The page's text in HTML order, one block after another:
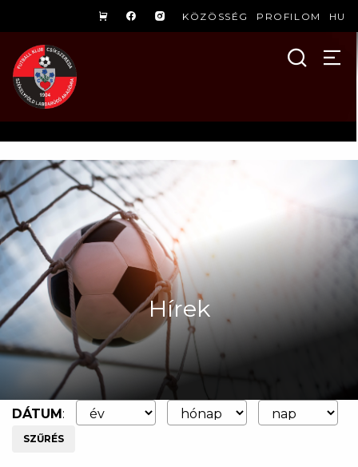
KÖZÖSSÉG PROFILOM HU
Hírek
DÁTUM:
SZŰRÉS